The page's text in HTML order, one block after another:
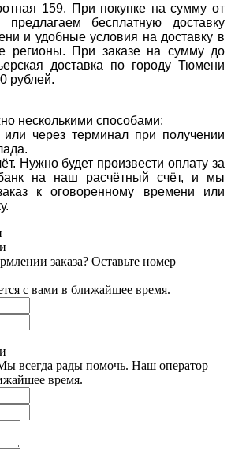
159. При покупке на сумму от
бесплатную доставку
и удобные условия на доставку в
регионы. При заказе на сумму до
доставка по городу Тюмени
рублей.
несколькими способами:
через терминал при получении
Нужно будет произвести оплату за
на наш расчётный счёт, и мы
к оговоренному времени или
заказа? Оставьте номер
с вами в ближайшее время.
всегда рады помочь. Наш оператор
время.